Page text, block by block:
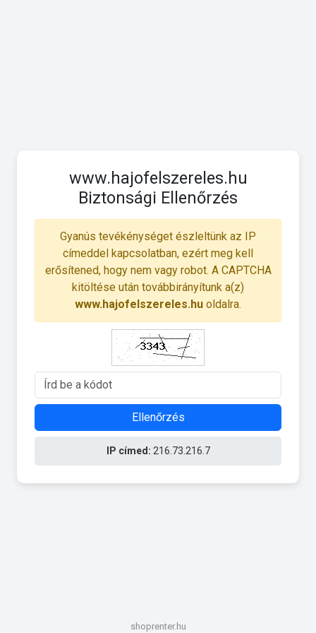
www.hajofelszereles.hu
Biztonsági Ellenőrzés
Gyanús tevékénységet észleltünk az IP
címeddel kapcsolatban, ezért meg kell
erősítened, hogy nem vagy robot. A CAPTCHA
kitöltése után továbbirányítunk a(z)
www.hajofelszereles.hu oldalra.
Ellenőrzés
IP címed: 216.73.216.7
shoprenter.hu